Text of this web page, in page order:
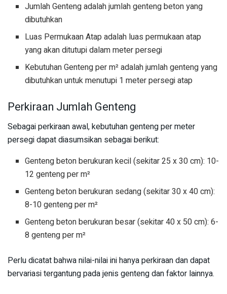
Jumlah Genteng adalah jumlah genteng beton yang
dibutuhkan
Luas Permukaan Atap adalah luas permukaan atap
yang akan ditutupi dalam meter persegi
Kebutuhan Genteng per m² adalah jumlah genteng yang
dibutuhkan untuk menutupi 1 meter persegi atap
Perkiraan Jumlah Genteng
Sebagai perkiraan awal, kebutuhan genteng per meter
persegi dapat diasumsikan sebagai berikut:
Genteng beton berukuran kecil (sekitar 25 x 30 cm): 10-
12 genteng per m²
Genteng beton berukuran sedang (sekitar 30 x 40 cm):
8-10 genteng per m²
Genteng beton berukuran besar (sekitar 40 x 50 cm): 6-
8 genteng per m²
Perlu dicatat bahwa nilai-nilai ini hanya perkiraan dan dapat
bervariasi tergantung pada jenis genteng dan faktor lainnya.